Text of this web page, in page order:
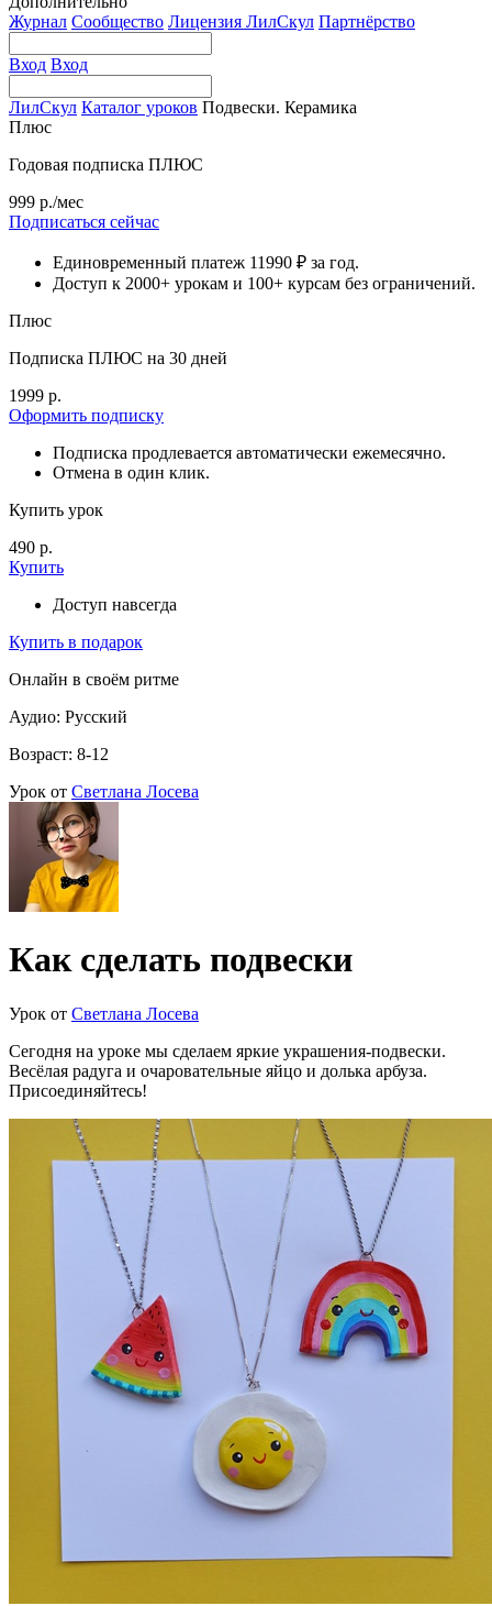
Журнал Сообщество Лицензия ЛилСкул Партнёрство
Вход Вход
ЛилСкул Каталог уроков Подвески. Керамика
Плюс
Годовая подписка ПЛЮС
999 р./мес
Подписаться сейчас
Единовременный платеж 11990 ₽ за год.
Доступ к 2000+ урокам и 100+ курсам без ограничений.
Плюс
Подписка ПЛЮС на 30 дней
1999 р.
Оформить подписку
Подписка продлевается автоматически ежемесячно.
Отмена в один клик.
Купить урок
490 р.
Купить
Доступ навсегда
Купить в подарок
Онлайн в своём ритме
Аудио: Русский
Возраст: 8-12
Урок от Светлана Лосева
Как сделать подвески
Урок от Светлана Лосева
Сегодня на уроке мы сделаем яркие украшения-подвески.
Весёлая радуга и очаровательные яйцо и долька арбуза.
Присоединяйтесь!